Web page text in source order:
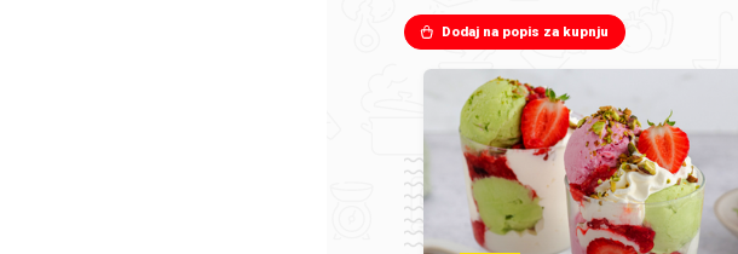
Dodaj na popis za kupnju